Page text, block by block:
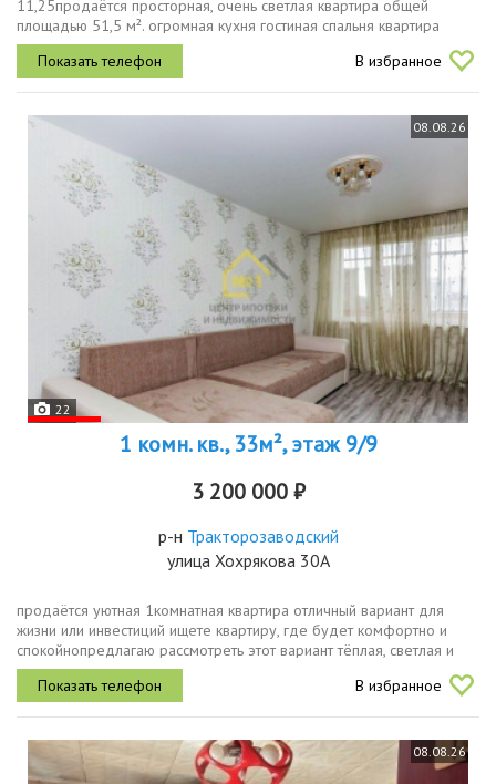
11,25продаётся просторная, очень светлая квартира общей
площадью 51,5 м². огромная кухня гостиная спальня квартира
расположена на 11 этаже, из окон открывается хороший вид, в
квартире...
В избранное
08.08.26
22
1 комн. кв., 33м², этаж 9/9
3 200 000 ₽
р-н Тракторозаводский
улица Хохрякова 30А
продаётся уютная 1комнатная квартира отличный вариант для
жизни или инвестиций ищете квартиру, где будет комфортно и
спокойнопредлагаю рассмотреть этот вариант тёплая, светлая и
функциональная квартира в хорошем районе. основные...
В избранное
08.08.26